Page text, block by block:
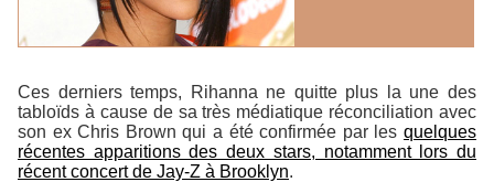
Ces derniers temps, Rihanna ne quitte plus la une des
tabloïds à cause de sa très médiatique réconciliation avec
son ex Chris Brown qui a été confirmée par les quelques
récentes apparitions des deux stars, notamment lors du
récent concert de Jay-Z à Brooklyn.